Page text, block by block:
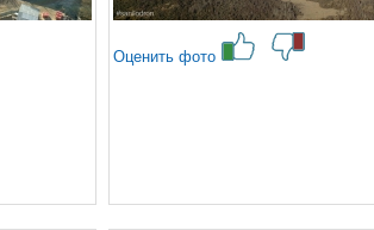
Оценить фото